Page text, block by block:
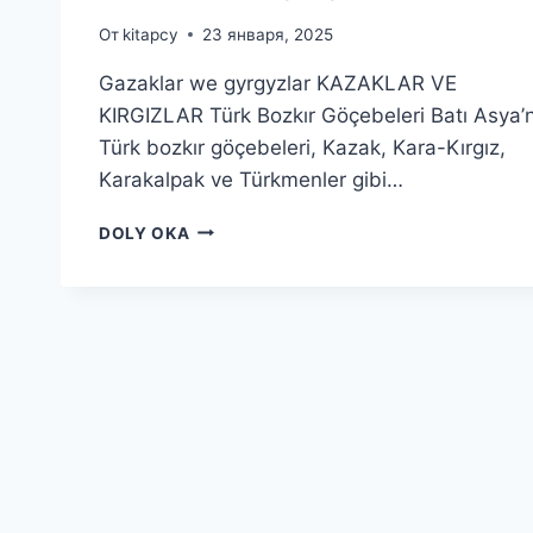
От kitapcy 23 января, 2025
Gazaklar we gyrgyzlar KAZAKLAR VE
KIRGIZLAR Türk Bozkır Göçebeleri Batı
Türk bozkır göçebeleri, Kazak, Kara-Kırgız,
Karakalpak ve Türkmenler gibi…
DOLY OKA GAZAKLAR